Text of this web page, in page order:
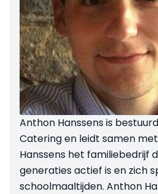
Anthon Hanssens is
Catering en leidt samen
Hanssens het familiebedrijf
generaties actief is en zich
schoolmaaltijden. Anthon